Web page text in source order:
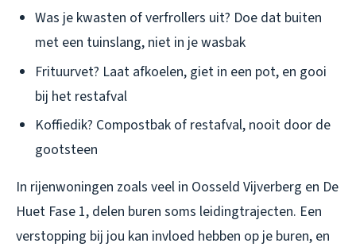
Was je kwasten of verfrollers uit? Doe dat buiten
met een tuinslang, niet in je wasbak
Frituurvet? Laat afkoelen, giet in een pot, en gooi
bij het restafval
Koffiedik? Compostbak of restafval, nooit door de
gootsteen
In rijenwoningen zoals veel in Oosseld Vijverberg en De
Huet Fase 1, delen buren soms leidingtrajecten. Een
verstopping bij jou kan invloed hebben op je buren, en